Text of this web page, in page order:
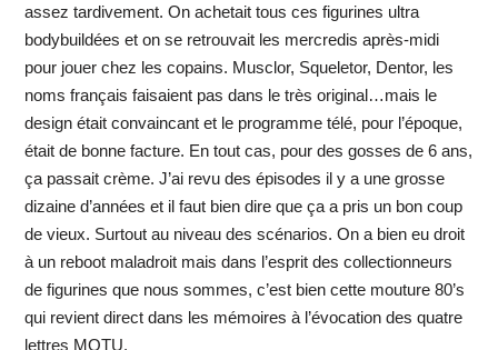
assez tardivement. On achetait tous ces figurines ultra
bodybuildées et on se retrouvait les mercredis après-midi
pour jouer chez les copains. Musclor, Squeletor, Dentor, les
noms français faisaient pas dans le très original…mais le
design était convaincant et le programme télé, pour l’époque,
était de bonne facture. En tout cas, pour des gosses de 6 ans,
ça passait crème. J’ai revu des épisodes il y a une grosse
dizaine d’années et il faut bien dire que ça a pris un bon coup
de vieux. Surtout au niveau des scénarios. On a bien eu droit
à un reboot maladroit mais dans l’esprit des collectionneurs
de figurines que nous sommes, c’est bien cette mouture 80’s
qui revient direct dans les mémoires à l’évocation des quatre
lettres MOTU.